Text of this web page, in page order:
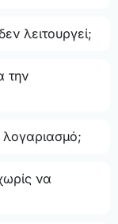
λειτουργεί;
την
να